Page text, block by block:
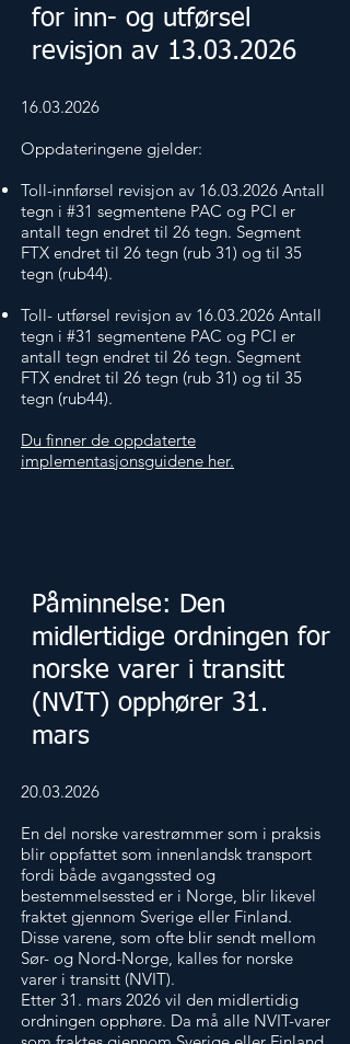
for inn- og utførsel
revisjon av 13.03.2026
16.03.2026
​Oppdateringene gjelder:
Toll-innførsel revisjon av 16.03.2026 Antall
tegn i #31 segmentene PAC og PCI er
antall tegn endret til 26 tegn. Segment
FTX endret til 26 tegn (rub 31) og til 35
tegn (rub44).
Toll- utførsel revisjon av 16.03.2026 Antall
tegn i #31 segmentene PAC og PCI er
antall tegn endret til 26 tegn. Segment
FTX endret til 26 tegn (rub 31) og til 35
tegn (rub44).
Du finner de oppdaterte
implementasjonsguidene her.
Påminnelse: Den
midlertidige ordningen for
norske varer i transitt
(NVIT) opphører 31.
mars
20.03.2026
​​En del norske varestrømmer som i praksis
blir oppfattet som innenlandsk transport
fordi både avgangssted og
bestemmelsessted er i Norge, blir likevel
fraktet gjennom Sverige eller Finland.
Disse varene, som ofte blir sendt mellom
Sør- og Nord-Norge, kalles for norske
varer i transitt (NVIT).
Etter 31. mars 2026 vil den midlertidig
ordningen opphøre. Da må alle NVIT-varer